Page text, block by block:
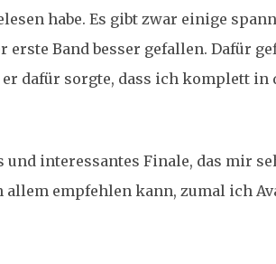
habe. Es gibt zwar einige
Band besser gefallen. Dafür
dafür sorgte, dass ich komplett in
interessantes Finale, das mir
empfehlen kann, zumal ich